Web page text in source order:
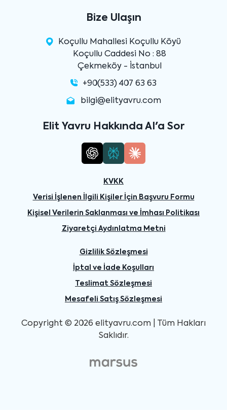
Bize Ulaşın
Koçullu Mahallesi Koçullu Köyü
Koçullu Caddesi No : 88
Çekmeköy - İstanbul
+90(533) 407 63 63
bilgi@elityavru.com
Elit Yavru Hakkında AI'a Sor
KVKK
Verisi İşlenen İlgili Kişiler İçin Başvuru Formu
Kişisel Verilerin Saklanması ve İmhası Politikası
Ziyaretçi Aydınlatma Metni
Gizlilik Sözleşmesi
İptal ve İade Koşulları
Teslimat Sözleşmesi
Mesafeli Satış Sözleşmesi
Copyright © 2026 elityavru.com | Tüm Hakları
Saklıdır.